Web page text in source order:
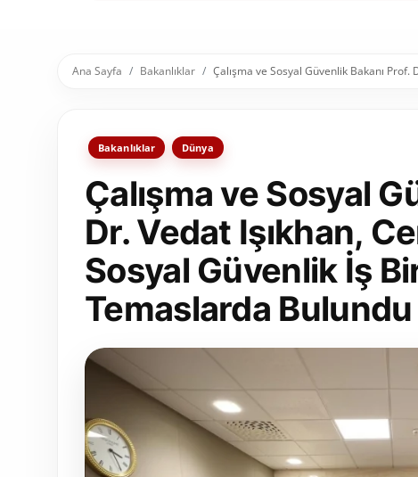
Ana Sayfa Bakanlıklar Çalışma ve Sosyal Güvenlik Bakanı
Bakanlıklar Dünya
Çalışma ve Sosyal
Dr. Vedat Işıkhan,
Sosyal Güvenlik İş
Temaslarda Bulundu